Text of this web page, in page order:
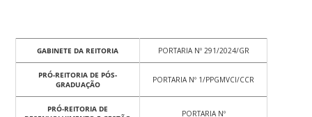
GABINETE DA REITORIA PORTARIA Nº 291/2024/GR
PRÓ-REITORIA DE PÓS-
GRADUAÇÃO
PORTARIA Nº 1/PPGMVCI/CCR
PRÓ-REITORIA DE
PORTARIA Nº